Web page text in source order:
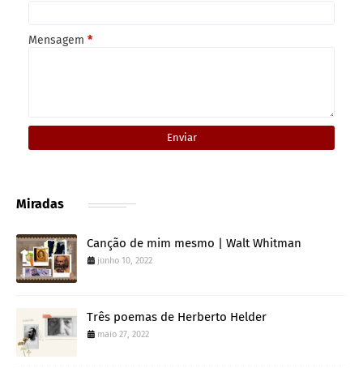
Mensagem *
Miradas
Canção de mim mesmo | Walt Whitman
junho 10, 2022
Três poemas de Herberto Helder
maio 27, 2022